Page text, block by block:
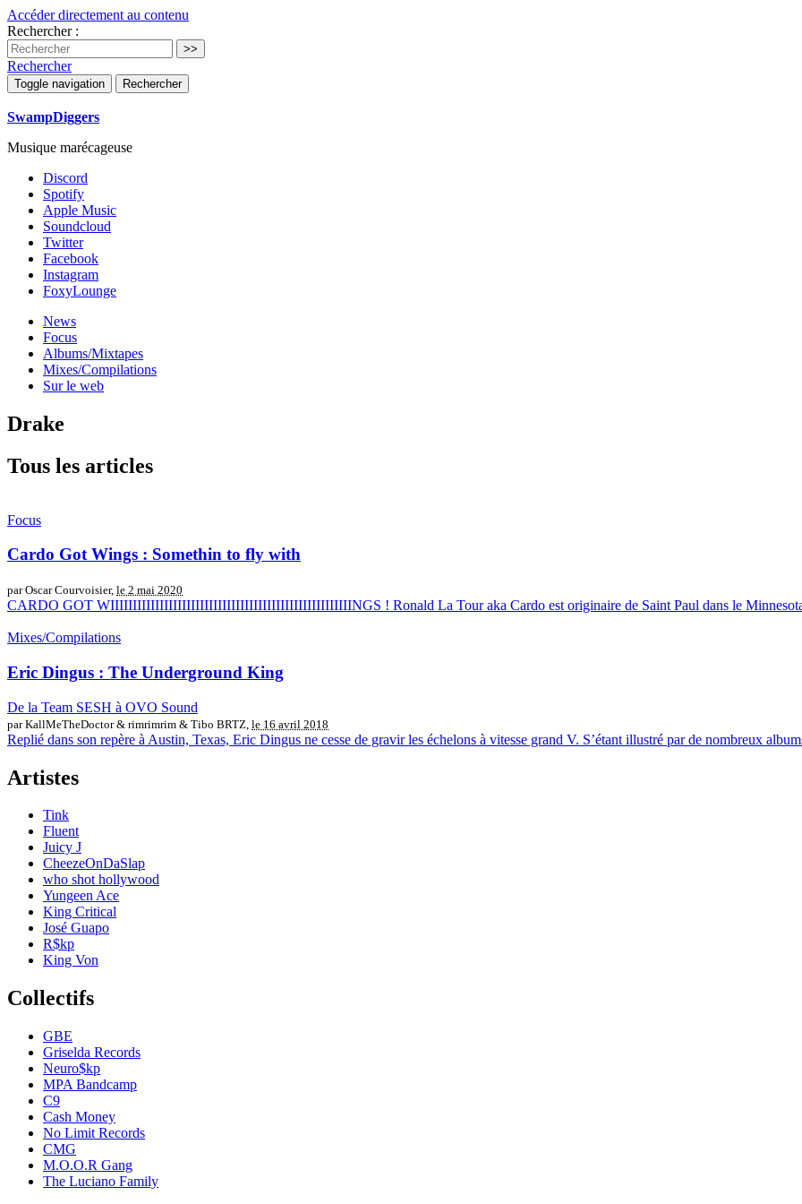
Accéder directement au contenu
Rechercher :
Rechercher
Toggle navigation Rechercher
SwampDiggers
Musique marécageuse
Discord
Spotify
Apple Music
Soundcloud
Twitter
Facebook
Instagram
FoxyLounge
News
Focus
Albums/Mixtapes
Mixes/Compilations
Sur le web
Drake
Tous les articles
Focus
Cardo Got Wings : Somethin to fly with
par Oscar Courvoisier, le 2 mai 2020
CARDO GOT WIIIIIIIIIIIIIIIIIIIIIIIIIIIIIIIIIIIIIIIIIIIIIIIIIIIIIINGS ! Ronald La Tour aka Cardo est originaire de Saint Paul dans le
Mixes/Compilations
Eric Dingus : The Underground King
De la Team SESH à OVO Sound
par KallMeTheDoctor & rimrimrim & Tibo BRTZ, le 16 avril 2018
Replié dans son repère à Austin, Texas, Eric Dingus ne cesse de gravir les échelons à vitesse grand V. S’étant illustré par de nombreux
Artistes
Tink
Fluent
Juicy J
CheezeOnDaSlap
who shot hollywood
Yungeen Ace
King Critical
José Guapo
R$kp
King Von
Collectifs
GBE
Griselda Records
Neuro$kp
MPA Bandcamp
C9
Cash Money
No Limit Records
CMG
M.O.O.R Gang
The Luciano Family